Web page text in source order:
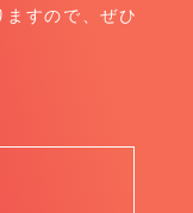
ますので、ぜひ